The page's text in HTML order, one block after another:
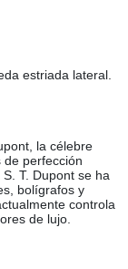
estriada lateral.
la célebre
perfección
T. Dupont se ha
bolígrafos y
controla
de lujo.